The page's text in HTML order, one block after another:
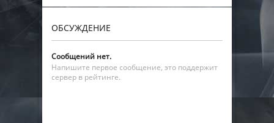
ОБСУЖДЕНИЕ
Сообщений нет.
Напишите первое сообщение, это поддержит
сервер в рейтинге.